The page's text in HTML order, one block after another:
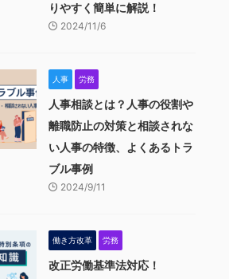
りやすく簡単に解説！
2024/11/6
人事 労務
人事相談とは？人事の役割や
離職防止の対策と相談されな
い人事の特徴、よくあるトラ
ブル事例
2024/9/11
働き方改革 労務
改正労働基準法対応！